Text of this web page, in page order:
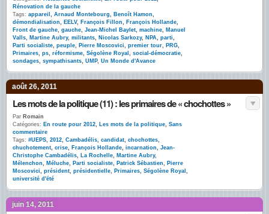
Rénovation de la gauche
Tags: appareil , Arnaud Montebourg, Benoît Hamon,
démondialisation, EELV, François Fillon, François Hollande,
Front de gauche, gauche, Jean-Michel Baylet, machine, Manuel
Valls, Martine Aubry, militants, Nicolas Sarkozy, NPA, parti,
Parti socialiste, peuple, Pierre Moscovici, premier tour, PRG,
Primaires, ps, réformisme, Ségolène Royal , social-démocratie,
sondages, sympathisants, UMP, Un Monde d'Avance
août 26, 2011
Les mots de la politique (11) : les primaires de « chochottes »
Par Romain
Catégories: En route pour 2012, Les mots de la politique, Sans
commentaire
Tags: #UEPS, 2012, Cambadélis, candidat, chochottes,
chuchotement, crise, François Hollande, incarnation, Jean-
Christophe Cambadélis, La Rochelle, Martine Aubry,
Mélenchon, Méluche, Parti socialiste, Patrick Sébastien, Pierre
Moscovici, président, présidentielle, Primaires, Ségolène Royal ,
université d'été
juin 14, 2011